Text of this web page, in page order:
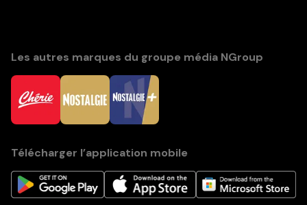
Les autres marques du groupe média NGroup
Télécharger l’application mobile